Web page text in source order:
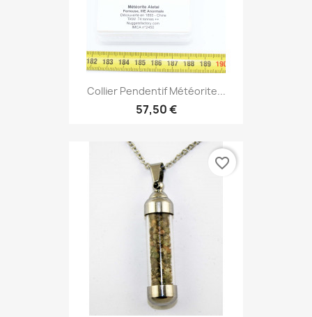
Collier Pendentif Météorite...
57,50 €
favorite_border